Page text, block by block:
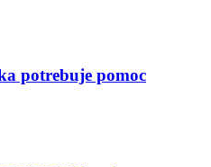
potrebuje pomoc